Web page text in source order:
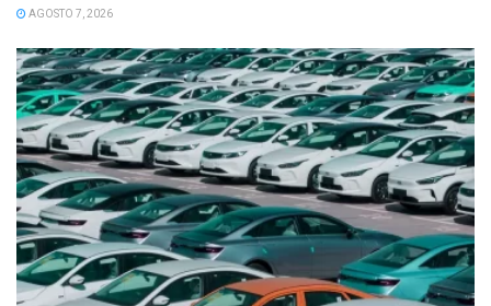
AGOSTO 7, 2026